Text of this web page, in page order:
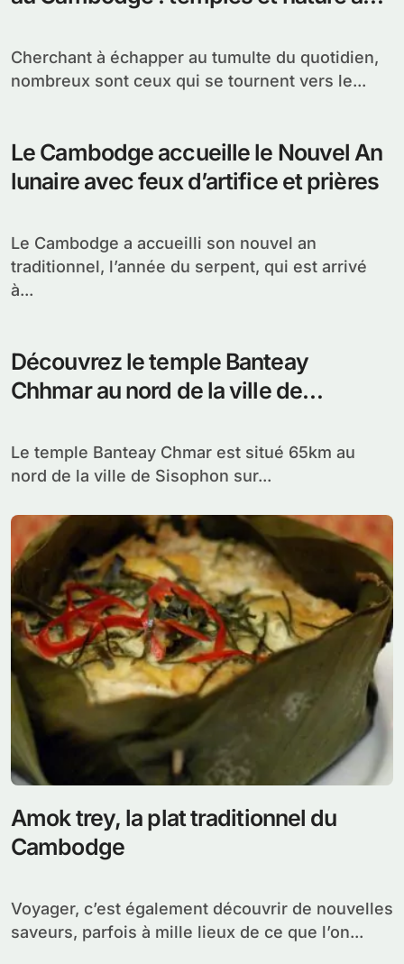
Cherchant à échapper au tumulte du quotidien,
nombreux sont ceux qui se tournent vers le...
Le Cambodge accueille le Nouvel An
lunaire avec feux d’artifice et prières
Le Cambodge a accueilli son nouvel an
traditionnel, l’année du serpent, qui est arrivé
à...
Découvrez le temple Banteay
Chhmar au nord de la ville de
Le temple Banteay Chmar est situé 65km au
nord de la ville de Sisophon sur...
Amok trey, la plat traditionnel du
Cambodge
Voyager, c’est également découvrir de nouvelles
saveurs, parfois à mille lieux de ce que l’on...